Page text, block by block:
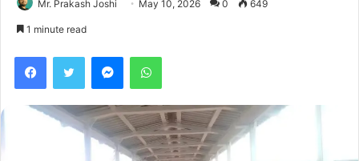
Mr. Prakash Joshi May 10, 2026 0 649
1 minute read
FacebookTwitter MessengerWhatsApp